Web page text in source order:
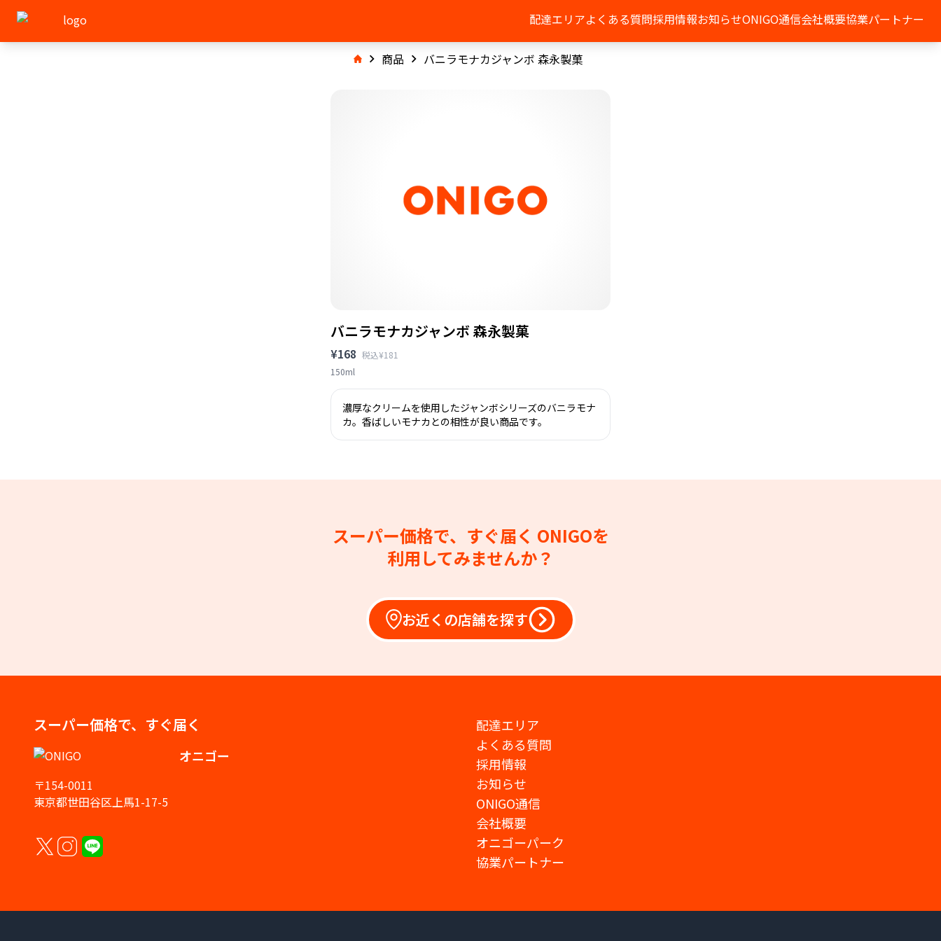
配達エリアよくある質問採用情報お知らせONIGO通信会社概要協業パートナー
商品 バニラモナカジャンボ 森永製菓
バニラモナカジャンボ 森永製菓
¥168 税込¥181
150ml
濃厚なクリームを使用したジャンボシリーズのバニラモナ
カ。香ばしいモナカとの相性が良い商品です。
スーパー価格で、すぐ届く ONIGOを
利用してみませんか？
お近くの店舗を探す
スーパー価格で、すぐ届く
オニゴー
〒154-0011
東京都世田谷区上馬1-17-5
配達エリア
よくある質問
採用情報
お知らせ
ONIGO通信
会社概要
オニゴーパーク
協業パートナー